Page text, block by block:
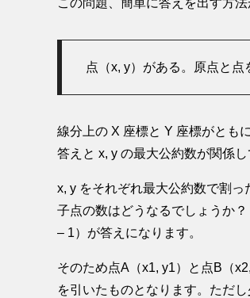
この問題、簡単に答えを出す方
点（x, y）がある。原点と点
線分上の X 座標と Y 座標がとも
答えと x, y の最大公約数が関係し
x, y をそれぞれ最大公約数で割
子点の数はどうなるでしょうか
– 1）が答えになります。
そのため点A（x1, y1）と点B（
を引いたものとなります。ただ